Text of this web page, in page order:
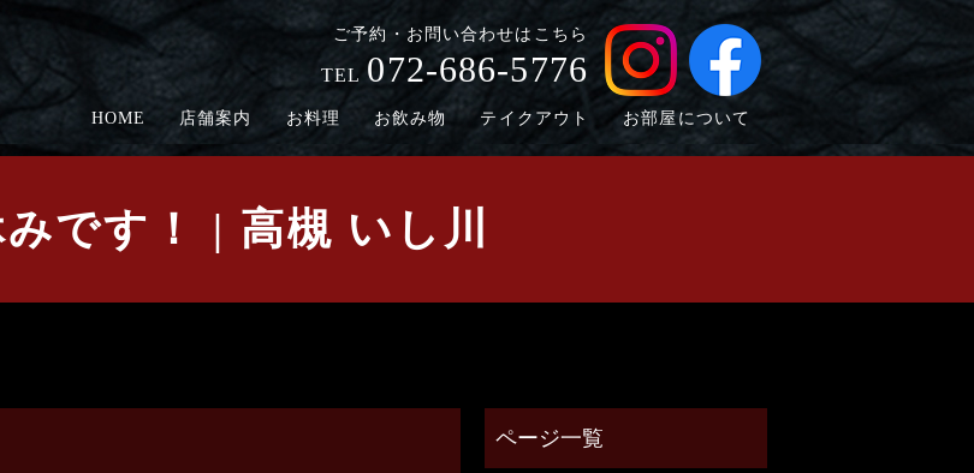
ご予約・お問い合わせはこちら
TEL 072-686-5776
HOME 店舗案内 お料理 お飲み物 テイクアウト お部屋について
です！ | 高槻 いし川